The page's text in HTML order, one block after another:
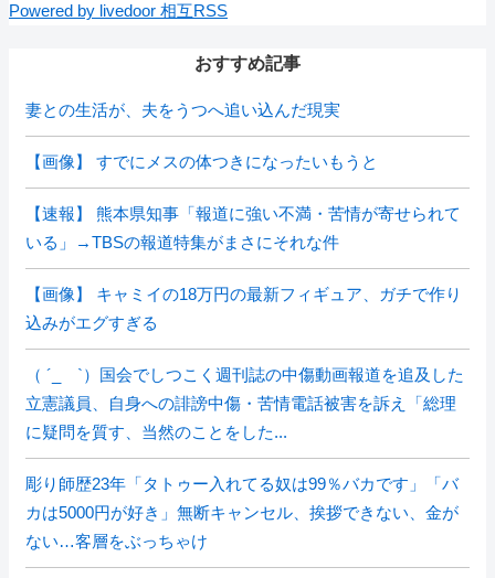
Powered by livedoor 相互RSS
おすすめ記事
妻との生活が、夫をうつへ追い込んだ現実
【画像】 すでにメスの体つきになったいもうと
【速報】 熊本県知事「報道に強い不満・苦情が寄せられて
いる」→TBSの報道特集がまさにそれな件
【画像】 キャミイの18万円の最新フィギュア、ガチで作り
込みがエグすぎる
（ ´_ゝ`）国会でしつこく週刊誌の中傷動画報道を追及した
立憲議員、自身への誹謗中傷・苦情電話被害を訴え「総理
に疑問を質す、当然のことをした...
彫り師歴23年「タトゥー入れてる奴は99％バカです」「バ
カは5000円が好き」無断キャンセル、挨拶できない、金が
ない…客層をぶっちゃけ